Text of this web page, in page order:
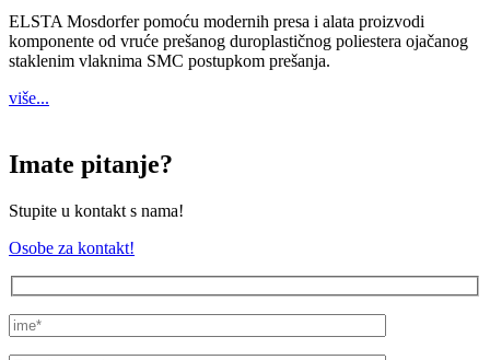
ELSTA Mosdorfer pomoću modernih presa i alata proizvodi
komponente od vruće prešanog duroplastičnog poliestera ojačanog
staklenim vlaknima SMC postupkom prešanja.
više...
Imate pitanje?
Stupite u kontakt s nama!
Osobe za kontakt!